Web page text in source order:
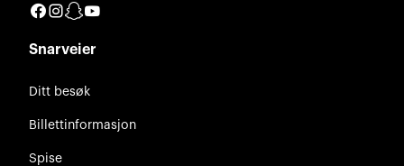
Facebook
Instagram
Snapchat
Snarveier
Ditt besøk
Billettinformasjon
Spise